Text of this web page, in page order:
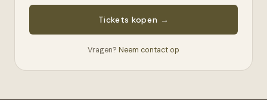
Tickets kopen →
Vragen? Neem contact op